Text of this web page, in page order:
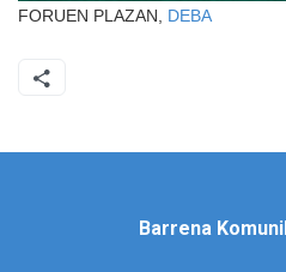
FORUEN PLAZAN, DEBA
Barrena